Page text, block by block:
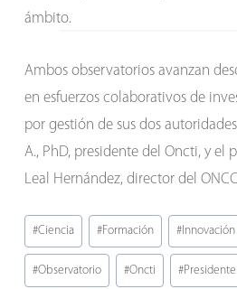
ámbito.
Ambos observatorios avanzan
en esfuerzos colaborativos de
por gestión de sus dos
A., PhD, presidente del Oncti, y el
Leal Hernández, director del
Etiquetas
de
la
#Ciencia #Formación # Innovación
#Observatorio #Oncti #